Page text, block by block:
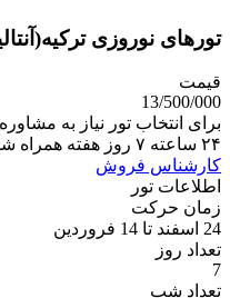
تورهای نوروزی
قیمت
13/500/000
برای انتخاب تور نیاز به
۲۴ ساعته ۷ روز هفته همراه شما هستیم‌
کارشناس فروش
اطلاعات تور
زمان حرکت
24 اسفند تا 14 فروردین
تعداد روز
7
تعداد شب